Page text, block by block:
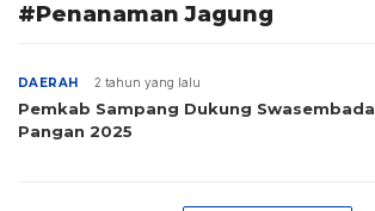
#Penanaman Jagung
DAERAH 2 tahun yang lalu
Pemkab Sampang Dukung Swasembada
Pangan 2025